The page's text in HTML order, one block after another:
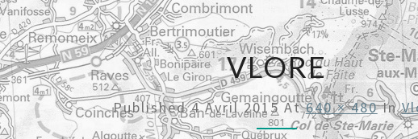
VLORE
Published4 Avril 2015At640 × 480In